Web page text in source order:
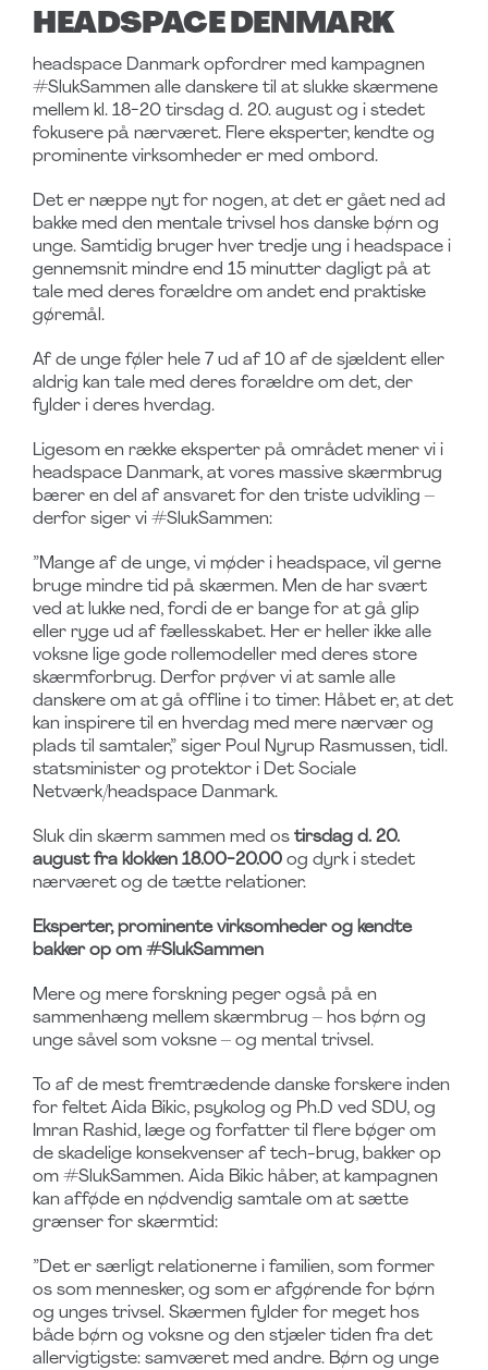
HEADSPACE DENMARK
headspace Danmark opfordrer med kampagnen
#SlukSammen alle danskere til at slukke skærmene
mellem kl. 18-20 tirsdag d. 20. august og i stedet
fokusere på nærværet. Flere eksperter, kendte og
prominente virksomheder er med ombord.
Det er næppe nyt for nogen, at det er gået ned ad
bakke med den mentale trivsel hos danske børn og
unge. Samtidig bruger hver tredje ung i headspace i
gennemsnit mindre end 15 minutter dagligt på at
tale med deres forældre om andet end praktiske
gøremål.
Af de unge føler hele 7 ud af 10 af de sjældent eller
aldrig kan tale med deres forældre om det, der
fylder i deres hverdag.
Ligesom en række eksperter på området mener vi i
headspace Danmark, at vores massive skærmbrug
bærer en del af ansvaret for den triste udvikling –
derfor siger vi #SlukSammen:
”Mange af de unge, vi møder i headspace, vil gerne
bruge mindre tid på skærmen. Men de har svært
ved at lukke ned, fordi de er bange for at gå glip
eller ryge ud af fællesskabet. Her er heller ikke alle
voksne lige gode rollemodeller med deres store
skærmforbrug. Derfor prøver vi at samle alle
danskere om at gå offline i to timer. Håbet er, at det
kan inspirere til en hverdag med mere nærvær og
plads til samtaler,” siger Poul Nyrup Rasmussen, tidl.
statsminister og protektor i Det Sociale
Netværk/headspace Danmark.
Sluk din skærm sammen med os tirsdag d. 20.
august fra klokken 18.00-20.00 og dyrk i stedet
nærværet og de tætte relationer.
Eksperter, prominente virksomheder og kendte
bakker op om #SlukSammen
Mere og mere forskning peger også på en
sammenhæng mellem skærmbrug – hos børn og
unge såvel som voksne – og mental trivsel.
To af de mest fremtrædende danske forskere inden
for feltet Aida Bikic, psykolog og Ph.D ved SDU, og
Imran Rashid, læge og forfatter til flere bøger om
de skadelige konsekvenser af tech-brug, bakker op
om #SlukSammen. Aida Bikic håber, at kampagnen
kan afføde en nødvendig samtale om at sætte
grænser for skærmtid:
”Det er særligt relationerne i familien, som former
os som mennesker, og som er afgørende for børn
og unges trivsel. Skærmen fylder for meget hos
både børn og voksne og den stjæler tiden fra det
allervigtigste: samværet med andre. Børn og unge